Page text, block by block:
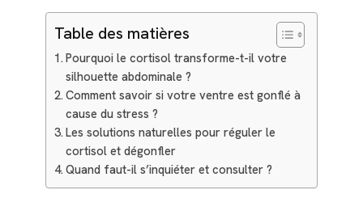
Table des matières
Pourquoi le cortisol transforme-t-il votre
silhouette abdominale ?
Comment savoir si votre ventre est gonflé à
cause du stress ?
Les solutions naturelles pour réguler le
cortisol et dégonfler
Quand faut-il s’inquiéter et consulter ?